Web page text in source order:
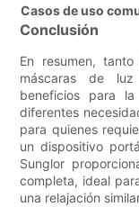
Casos de uso
Conclusión
En resumen,
máscaras de
beneficios para
diferentes
para quienes
un dispositivo
Sunglor
completa, ideal
una relajación